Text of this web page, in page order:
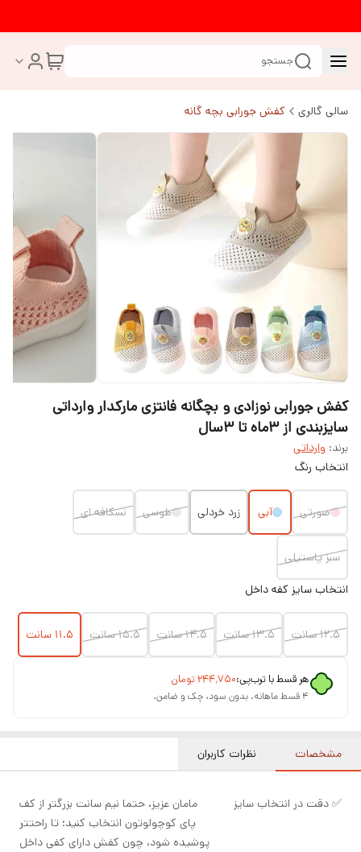
جستجو
سالی گالری کفش جورابی بچه گانه
کفش جورابی نوزادی و بچگانه فانتزی مارکدار وارداتی
سایزبندی از ۳ماه تا ۳سال
برند: وارداتی
انتخاب رنگ
صورتی آبی زرد خردلی طوسی نسکافه ای
سبز پاستیلی
انتخاب سایز کفه داخل
۱۲.۵ سانت ۱۳.۵ سانت ۱۴.۵ سانت ۱۵.۵ سانت ۱۱.۵ سانت
هر قسط با ترب‌پی:۲۴۴٬۷۵۰ تومان
۴ قسط ماهانه. بدون سود، چک و ضامن.
مشخصات نظرات کاربران
✅ دقت در انتخاب سایز
مامان عزیز، حتما نیم سانت بزرگتر از کف
پای کوچولوتون انتخاب کنید؛ تا راحتتر
پوشیده شود، چون کفش دارای کفی داخل